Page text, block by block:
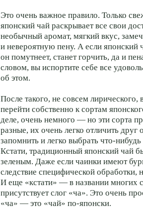
Это очень важное правило. Только
японский чай раскрывает все свои
необычный аромат, мягкий вкус,
и невероятную пену. А если японский
он помутнеет, станет горчить, да и
словом, вы испортите себе все
об этом.
После такого, не совсем
перейти собственно к сортам
деле, очень немного — но эти сорта
разные, их очень легко отличить друг
запомнить и легко выбрать что-
Кстати, традиционный японский чай
зеленым. Даже если чаинки имеют
следствие специфической обработки,
И еще «кстати» — в названии многих
присутствует слог «ча». Это очень
«ча» — это «чай» по-японски.